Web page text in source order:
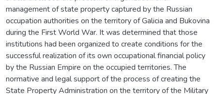
management of state property captured by the Russian
occupation authorities on the territory of Galicia and Bukovina
during the First World War. It was determined that those
institutions had been organized to create conditions for the
successful realization of its own occupational financial policy
by the Russian Empire on the occupied territories. The
normative and legal support of the process of creating the
State Property Administration on the territory of the Military